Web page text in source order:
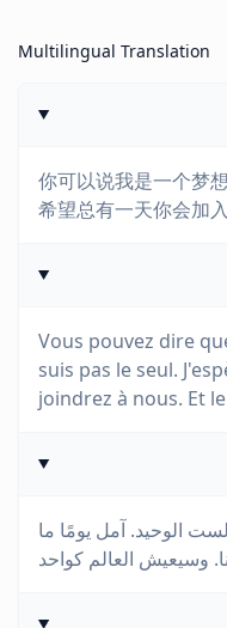
Multilingual Translation
你可以说我是一个梦
希望总有一天你会加
Vous pouvez dire
suis pas le seul.
joindrez à nous. Et
الوحيد. آمل يومًا ما